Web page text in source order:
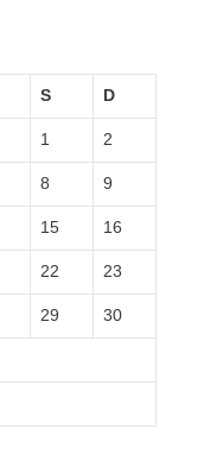
S D
1 2
8 9
15 16
22 23
29 30